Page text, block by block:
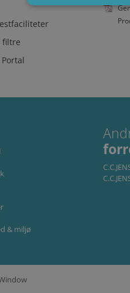
filtre
& miljø
CookieScriptConsent
Storage declaration